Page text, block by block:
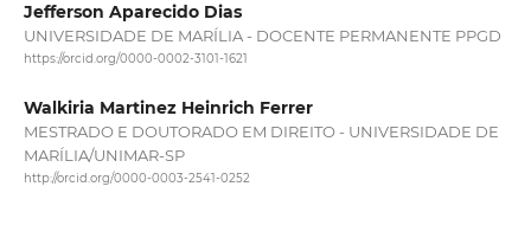
Jefferson Aparecido Dias
UNIVERSIDADE DE MARÍLIA - DOCENTE PERMANENTE PPGD
https://orcid.org/0000-0002-3101-1621
Walkiria Martinez Heinrich Ferrer
MESTRADO E DOUTORADO EM DIREITO - UNIVERSIDADE DE
MARÍLIA/UNIMAR-SP
http://orcid.org/0000-0003-2541-0252